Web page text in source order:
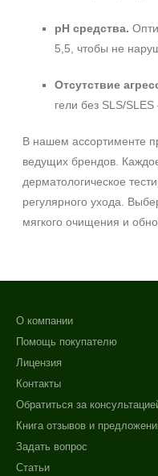
pH средства.
5,5, чтобы не
Отсутствие
гели без SLS/
В нашем ассортименте
ведущих брендов.
дерматологическое
регулярного ухода.
мягкого очищения и
О компании
Помощь покупателю
Лицензия
Контакты
Обратиться за
Книга отзывов и
Задать вопрос
Статьи